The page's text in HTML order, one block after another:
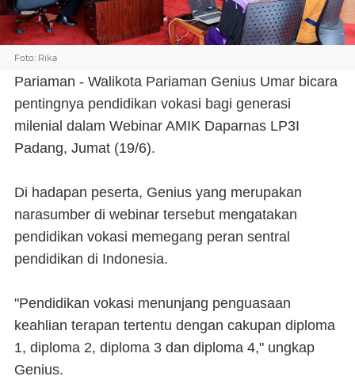
Foto: Rika
Pariaman - Walikota Pariaman Genius Umar bicara
pentingnya pendidikan vokasi bagi generasi
milenial dalam Webinar AMIK Daparnas LP3I
Padang, Jumat (19/6).
Di hadapan peserta, Genius yang merupakan
narasumber di webinar tersebut mengatakan
pendidikan vokasi memegang peran sentral
pendidikan di Indonesia.
"Pendidikan vokasi menunjang penguasaan
keahlian terapan tertentu dengan cakupan diploma
1, diploma 2, diploma 3 dan diploma 4," ungkap
Genius.